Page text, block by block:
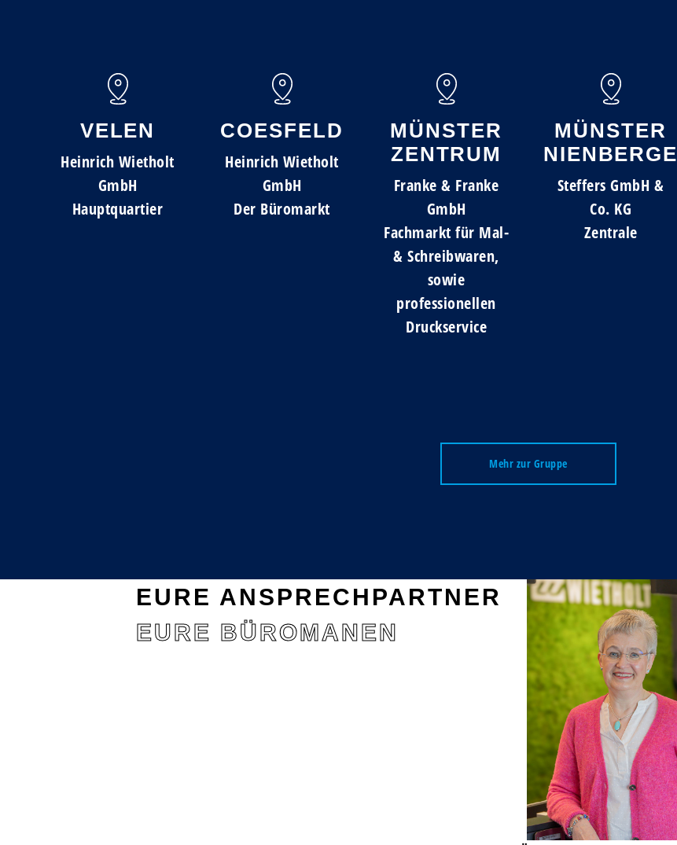
VELEN
Heinrich Wietholt
GmbH
Hauptquartier
COESFELD
Heinrich Wietholt
GmbH
Der Büromarkt
MÜNSTER
ZENTRUM
Franke & Franke
GmbH
Fachmarkt für Mal-
& Schreibwaren,
sowie
professionellen
Druckservice
MÜNSTER
NIENBERGE
Steffers GmbH &
Co. KG
Zentrale
Mehr zur Gruppe
EURE ANSPRECHPARTNER
EURE BÜROMANEN